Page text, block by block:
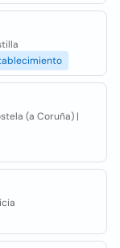
(a Coruña) |